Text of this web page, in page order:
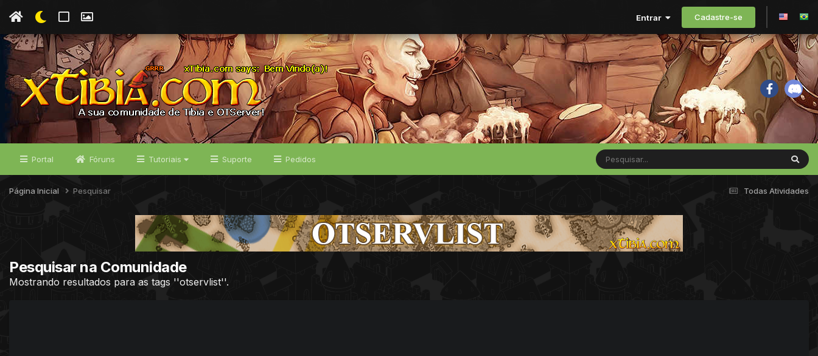
Entrar Cadastre-se
Portal Fóruns Tutoriais Suporte Pedidos
Todas Atividades
Página Inicial Pesquisar
Pesquisar na Comunidade
Mostrando resultados para as tags ''otservlist''.